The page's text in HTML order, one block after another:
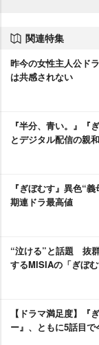
関連特集
昨今の女性主人公ド
は共感されない
『半分、青い。』『
とデジタル配信の親
『ぎぼむす』異色“
期連ドラ最高値
“泣ける”と話題 抜
するMISIAの「ぎぼ
【ドラマ満足度】『
ー』、ともに5話目